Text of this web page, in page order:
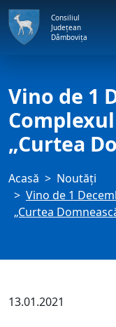
Consiliul
Județean
Dâmbovița
Vino de 1
„Curtea
Acasă
Noutăți
Vino de 1
„Curtea
13.01.2021